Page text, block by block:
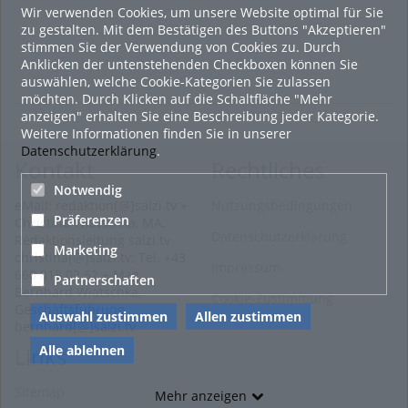
Wir verwenden Cookies, um unsere Website optimal für Sie
zu gestalten. Mit dem Bestätigen des Buttons "Akzeptieren"
stimmen Sie der Verwendung von Cookies zu. Durch
Anklicken der untenstehenden Checkboxen können Sie
auswählen, welche Cookie-Kategorien Sie zulassen
möchten. Durch Klicken auf die Schaltfläche "Mehr
anzeigen" erhalten Sie eine Beschreibung jeder Kategorie.
Weitere Informationen finden Sie in unserer
Datenschutzerklärung.
Notwendig
Präferenzen
Marketing
Partnerschaften
Auswahl zustimmen
Allen zustimmen
Alle ablehnen
Mehr anzeigen
Kontakt
Christina Wiatschka, MA,
Redaktionsleitung salzi.tv
christina[@]salzi.tv; Tel. +43
660 818 02 52 + Mag.
Bernhard Wiatschka,
Geschäftsführung
bernhard[@]salzi.tv
Rechtliches
Cookie-Zustimmung
Links